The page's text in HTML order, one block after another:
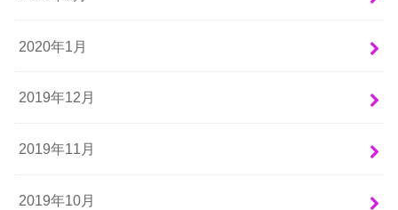
2020年1月
2019年12月
2019年11月
2019年10月